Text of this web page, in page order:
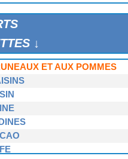
↓
ET AUX POMMES